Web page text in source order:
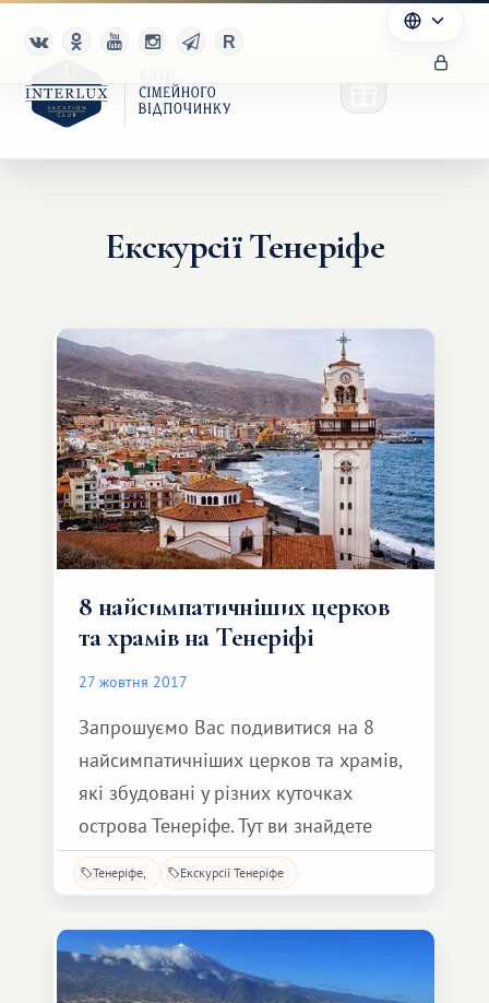
Клуб
Партнерам
Благотворительность
Екскурсії Тенеріфе
8 найсимпатичніших церков
та храмів на Тенеріфі
27 жовтня 2017
Запрошуємо Вас подивитися на 8
найсимпатичніших церков та храмів,
які збудовані у різних куточках
острова Тенеріфе. Тут ви знайдете
розкішні та стародавні церковки, які
відрізняються своєю пишністю та
архітектурною унікальністю. Церква
святого зачаття (ісп. Iglesia Nuestra
Senora de la Concepcion), знаходиться
Тенеріфе Екскурсії Тенеріфе